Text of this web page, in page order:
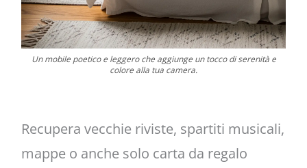
Un mobile poetico e leggero che aggiunge un tocco di serenità e
colore alla tua camera.
Recupera vecchie riviste, spartiti musicali,
mappe o anche solo carta da regalo